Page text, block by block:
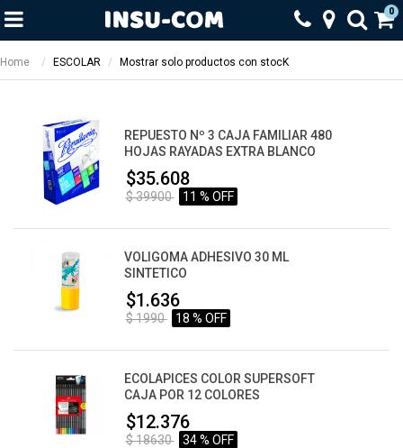
0
Home ESCOLAR Mostrar solo productos con stocK
REPUESTO Nº 3 CAJA FAMILIAR 480
HOJAS RAYADAS EXTRA BLANCO
$35.608
$ 39900 11 % OFF
VOLIGOMA ADHESIVO 30 ML
SINTETICO
$1.636
$ 1990 18 % OFF
ECOLAPICES COLOR SUPERSOFT
CAJA POR 12 COLORES
$12.376
$ 18630 34 % OFF